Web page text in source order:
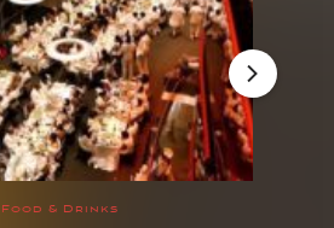
Food & Drinks